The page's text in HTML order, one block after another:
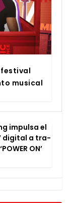
fes­ti­val
musi­cal
impul­sa el
digi­tal a tra­
ON’